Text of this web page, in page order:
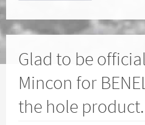
Glad to be
Mincon for
the hole product.